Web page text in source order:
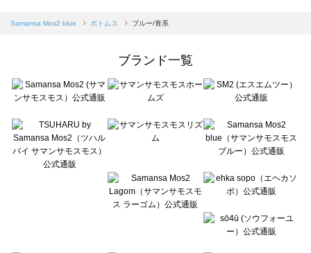
Samansa Mos2 blue（サマンサモスモス ブルー）のボトムス一覧
sō4ū（ソウフォーユー）のボトムス一覧
Te chichi（テチチ）のボトムス一覧
Te chichi CLASSIC（テチチ クラシック）のボトムス一覧
Lugnoncure（ルノンキュール）のボトムス一覧
BETTY'S BLUE（べティーズブルー）のボトムス一覧
Wpc.（ワールドパーティー）のボトムス一覧
Samansa Mos2 blue ボトムス ブルー/青系
ブランド一覧